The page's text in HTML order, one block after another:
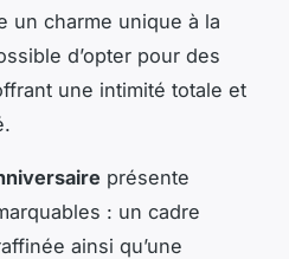
un charme unique à la
d’opter pour des
une intimité totale et
présente
: un cadre
ainsi qu’une